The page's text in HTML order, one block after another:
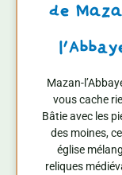
de
Mazan-
vous cache
Bâtie avec les
des moines,
église
reliques